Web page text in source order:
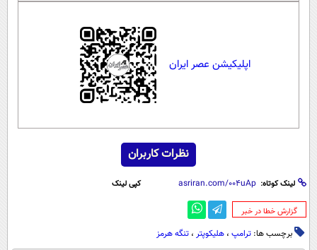
اپلیکیشن عصر ایران
نظرات کاربران
لینک کوتاه: کپی لینک
‌گزارش خطا در خبر
برچسب ها: ترامپ ، هلیکوپتر ، تنگه هرمز